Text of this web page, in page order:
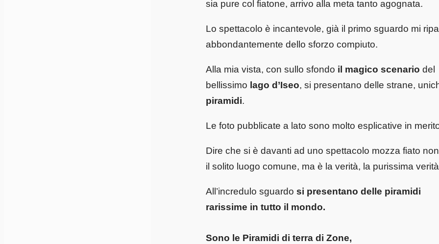
sia pure col fiatone, arrivo alla meta tanto agognata.
Lo spettacolo è incantevole, già il primo sguardo mi
abbondantemente dello sforzo compiuto.
Alla mia vista, con sullo sfondo il magico scenario del
bellissimo lago d’Iseo, si presentano delle strane,
piramidi.
Le foto pubblicate a lato sono molto esplicative in
Dire che si è davanti ad uno spettacolo mozza fiato
il solito luogo comune, ma è la verità, la purissima
All’incredulo sguardo si presentano delle piramidi
rarissime in tutto il mondo.
Sono le Piramidi di terra di Zone,